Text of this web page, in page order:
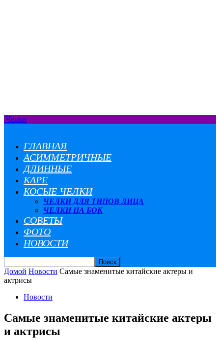
Челки
ГЛАВНАЯ
АСИММЕТРИЧНЫЕ
ДЛИННЫЕ
КАРЕ
КОСЫЕ ЧЕЛКИ
ЧЕЛКИ ДЛЯ ТИПОВ ЛИЦА
ЧЕЛКИ НА БОК
СОВЕТЫ
ФОТО
НОВОСТИ
Домой Новости Самые знаменитые китайские актеры и
актрисы
Новости
Самые знаменитые китайские актеры
и актрисы